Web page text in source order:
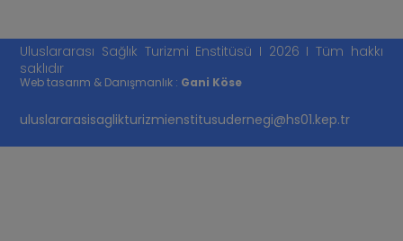
Uluslararası Sağlık Turizmi Enstitüsü I 2026 I Tüm hakkı
saklıdır
Web tasarım & Danışmanlık : Gani Köse
uluslararasisaglikturizmienstitusudernegi@hs01.kep.tr